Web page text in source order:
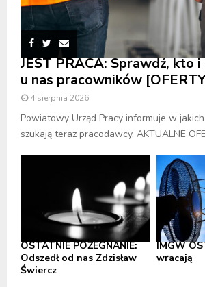
JEST PRACA: Sprawdź, kto
u nas pracowników
4 sierpnia 2026
Powiatowy Urząd Pracy informuje w
szukają teraz pracodawcy. AKTUALNE
OSTATNIE POŻEGNANIE:
Odszedł od nas Zdzisław
Świercz
IMGW
wracają